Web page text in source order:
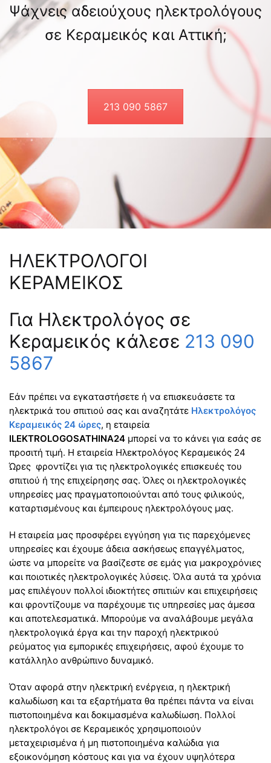
Ψάχνεις αδειούχους ηλεκτρολόγους
σε Κεραμεικός και Αττική;
213 090 5867
ΗΛΕΚΤΡΟΛΟΓΟΙ
ΚΕΡΑΜΕΙΚΟΣ
Για Ηλεκτρολόγος σε
Κεραμεικός κάλεσε 213 090
5867
Εάν πρέπει να εγκαταστήσετε ή να επισκευάσετε τα
ηλεκτρικά του σπιτιού σας και αναζητάτε Ηλεκτρολόγος
Κεραμεικός 24 ώρες, η εταιρεία
ILEKTROLOGOSATHINA24 μπορεί να το κάνει για εσάς σε
προσιτή τιμή. Η εταιρεία Ηλεκτρολόγος Κεραμεικός 24
Ώρες φροντίζει για τις ηλεκτρολογικές επισκευές του
σπιτιού ή της επιχείρησης σας. Όλες οι ηλεκτρολογικές
υπηρεσίες μας πραγματοποιούνται από τους φιλικούς,
καταρτισμένους και έμπειρους ηλεκτρολόγους μας.
Η εταιρεία μας προσφέρει εγγύηση για τις παρεχόμενες
υπηρεσίες και έχουμε άδεια ασκήσεως επαγγέλματος,
ώστε να μπορείτε να βασίζεστε σε εμάς για μακροχρόνιες
και ποιοτικές ηλεκτρολογικές λύσεις. Όλα αυτά τα χρόνια
μας επιλέγουν πολλοί ιδιοκτήτες σπιτιών και επιχειρήσεις
και φροντίζουμε να παρέχουμε τις υπηρεσίες μας άμεσα
και αποτελεσματικά. Μπορούμε να αναλάβουμε μεγάλα
ηλεκτρολογικά έργα και την παροχή ηλεκτρικού
ρεύματος για εμπορικές επιχειρήσεις, αφού έχουμε το
κατάλληλο ανθρώπινο δυναμικό.
Όταν αφορά στην ηλεκτρική ενέργεια, η ηλεκτρική
καλωδίωση και τα εξαρτήματα θα πρέπει πάντα να είναι
πιστοποιημένα και δοκιμασμένα καλωδίωση. Πολλοί
ηλεκτρολόγοι σε Κεραμεικός χρησιμοποιούν
μεταχειρισμένα ή μη πιστοποιημένα καλώδια για
εξοικονόμηση κόστους και για να έχουν υψηλότερα